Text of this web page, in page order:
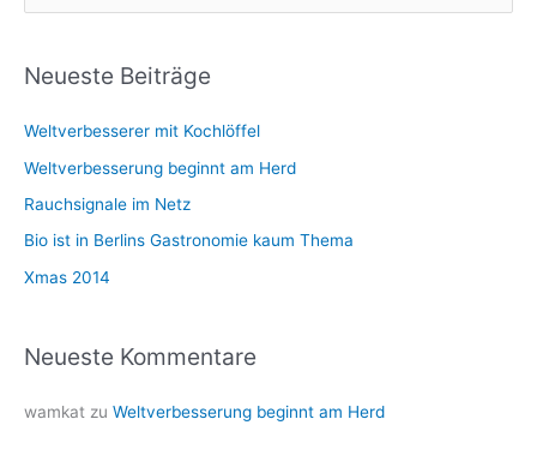
h
n
n
a
Neueste Beiträge
Weltverbesserer mit Kochlöffel
Weltverbesserung beginnt am Herd
Rauchsignale im Netz
Bio ist in Berlins Gastronomie kaum Thema
Xmas 2014
Neueste Kommentare
wamkat zu Weltverbesserung beginnt am Herd